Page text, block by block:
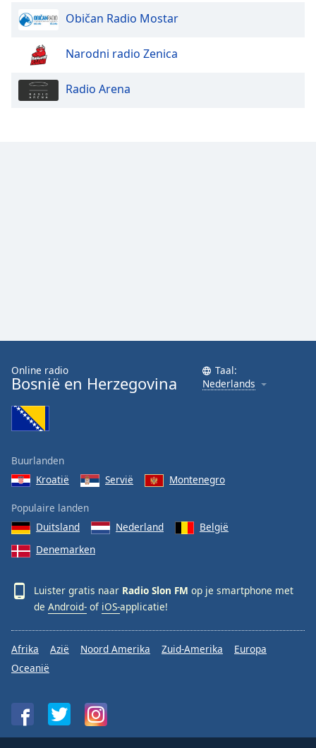
Običan Radio Mostar
Narodni radio Zenica
Radio Arena
Online radio
Bosnië en Herzegovina
Taal:
Nederlands
Buurlanden
Kroatië
Servië Montenegro
Populaire landen
Duitsland
Nederland
België
Denemarken
Luister gratis naar Radio Slon FM op je smartphone met
de Android- of iOS-applicatie!
Afrika Azië Noord Amerika Zuid-Amerika
Europa
Oceanië